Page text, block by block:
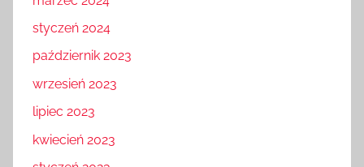
styczeń 2024
październik 2023
wrzesień 2023
lipiec 2023
kwiecień 2023